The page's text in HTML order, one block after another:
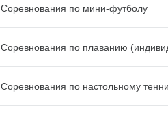
Соревнования по мини-футболу
Соревнования по плаванию
Соревнования по настольному